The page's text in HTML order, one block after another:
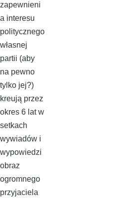
zapewnieni
a interesu
politycznego
własnej
partii (aby
na pewno
tylko jej?)
kreują przez
okres 6 lat w
setkach
wywiadów i
wypowiedzi
obraz
ogromnego
przyjaciela